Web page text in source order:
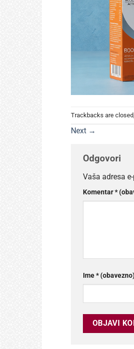
Trackbacks are
Next →
Odgovori
Vaša adresa
Komentar*
Ime*